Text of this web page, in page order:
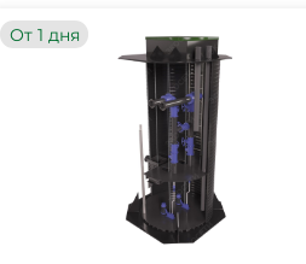
От 1 дня